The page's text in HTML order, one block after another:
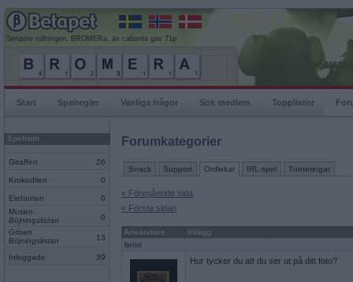
Senaste rullningen, BROMERa, av cabarita gav 71p
Start Spelregler Vanliga frågor Sök medlem Topplistor
Spelrum
Giraffen 26
Krokodilen 0
Elefanten
0
Musen
Böjningslistan
0
Grisen
Böjningslistan
13
Inloggade 39
Forumkategorier
Snack Support Ordlekar IRL-spel Turneringar
« Föregående sida
« Första sidan
Användare
Inlägg
brini
Hur tycker du att du ser ut på ditt foto?